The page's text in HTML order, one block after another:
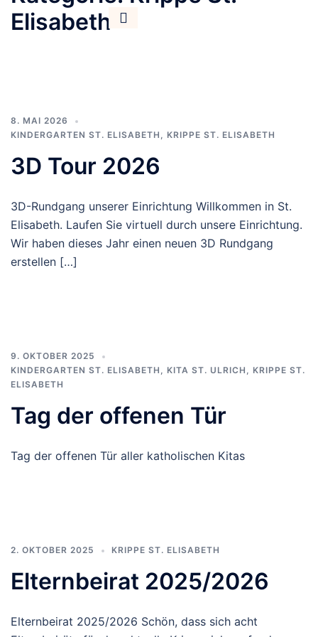
Elisabeth
8. MAI 2026
KINDERGARTEN ST. ELISABETH , KRIPPE ST. ELISABETH
3D Tour 2026
3D-Rundgang unserer Einrichtung Willkommen in St.
Elisabeth. Laufen Sie virtuell durch unsere Einrichtung.
Wir haben dieses Jahr einen neuen 3D Rundgang
erstellen […]
9. OKTOBER 2025
KINDERGARTEN ST. ELISABETH , KITA ST. ULRICH , KRIPPE ST.
ELISABETH
Tag der offenen Tür
Tag der offenen Tür aller katholischen Kitas
2. OKTOBER 2025 KRIPPE ST. ELISABETH
Elternbeirat 2025/2026
Elternbeirat 2025/2026 Schön, dass sich acht